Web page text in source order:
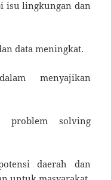
isu lingkungan dan
data meningkat.
menyajikan
problem solving
daerah dan